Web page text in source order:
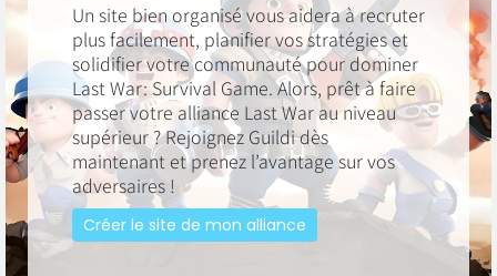
Un site bien organisé vous aidera à recruter
plus facilement, planifier vos stratégies et
solidifier votre communauté pour dominer
Last War: Survival Game. Alors, prêt à faire
passer votre alliance Last War au niveau
supérieur ? Rejoignez Guildi dès
maintenant et prenez l’avantage sur vos
adversaires !
Créer le site de mon alliance